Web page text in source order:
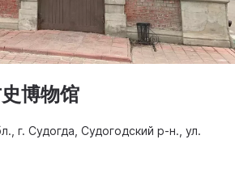
博物馆
г. Судогда, Судогодский р-н., ул.